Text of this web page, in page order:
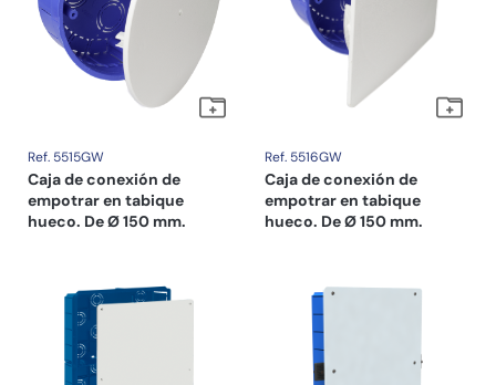
Ref. 5515GW
Caja de conexión de
empotrar en tabique
hueco. De Ø 150 mm.
Ref. 5516GW
Caja de conexión de
empotrar en tabique
hueco. De Ø 150 mm.